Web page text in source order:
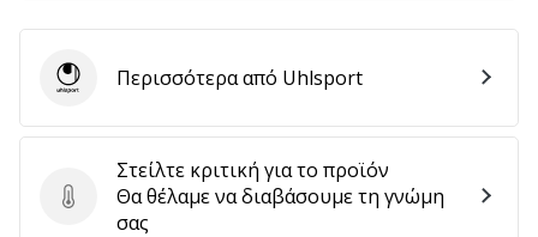
Στείλτε κριτική για το προϊόν
Στείλτε κριτική για το προϊόν
Θα θέλαμε να διαβάσουμε τη γνώμη
σας
UhlsportΠερισσότερα από Uhlsport